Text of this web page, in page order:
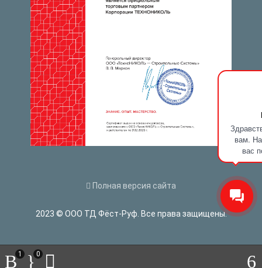
вам.
вас
Полная версия сайта
2023 © ООО ТД Фёст-Руф. Все права защищены.
1 0